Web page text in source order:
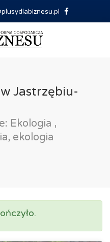
Jastrzębiu-
Ekologia ,
ekologia